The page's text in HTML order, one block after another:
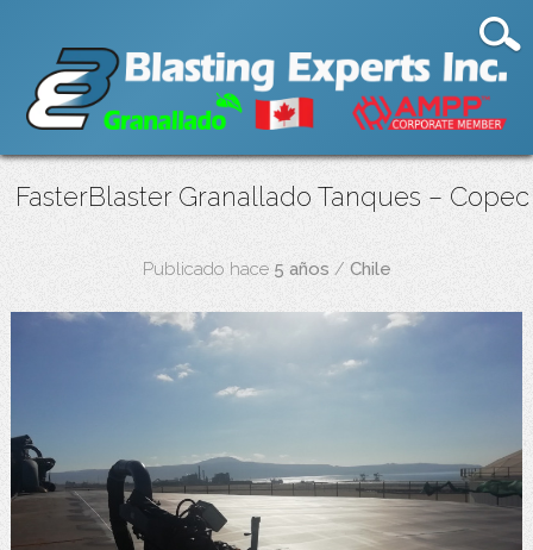
FasterBlaster Granallado Tanques – Copec
Publicado hace 5 años / Chile